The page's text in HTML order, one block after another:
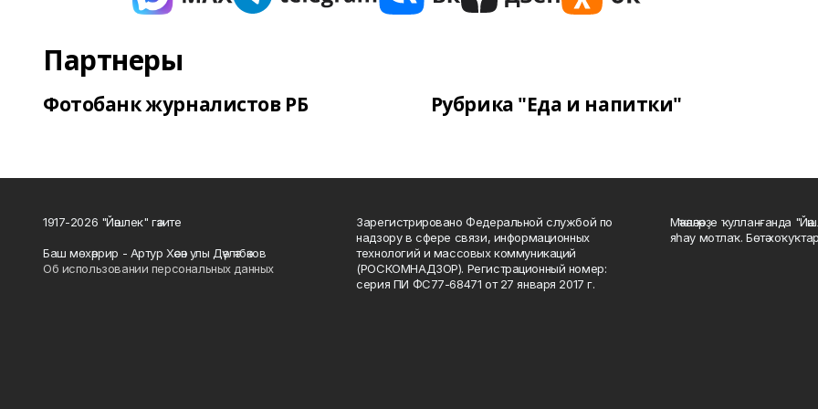
Партнеры
Фотобанк журналистов РБ Рубрика "Еда и напитки"
1917-2026 "Йәшлек" гәзите
Баш мөхәррир - Артур Хәсән улы Дәүләтбәков
Об использовании персональных данных
Зарегистрировано Федеральной службой по
надзору в сфере связи, информационных
технологий и массовых коммуникаций
(РОСКОМНАДЗОР). Регистрационный номер:
серия ПИ ФС77-68471 от 27 января 2017 г.
Мәҡәләләрҙе ҡулланғанда
яһау мотлаҡ. Бөтә